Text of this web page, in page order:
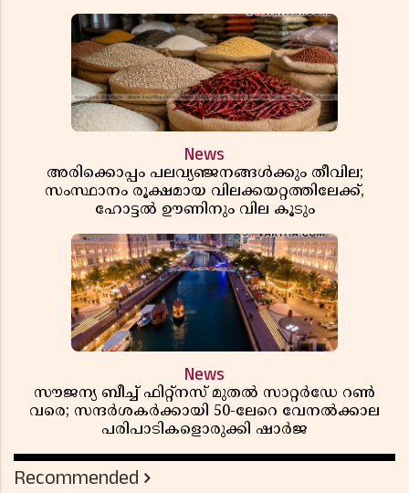
News
അരിക്കൊപ്പം പലവ്യഞ്ജനങ്ങൾക്കും തീവില;
സംസ്ഥാനം രൂക്ഷമായ വിലക്കയറ്റത്തിലേക്ക്,
ഹോട്ടൽ ഊണിനും വില കൂടും
News
സൗജന്യ ബീച്ച് ഫിറ്റ്നസ് മുതൽ സാറ്റർഡേ റൺ
വരെ; സന്ദർശകർക്കായി 50-ലേറെ വേനൽക്കാല
പരിപാടികളൊരുക്കി ഷാർജ
Recommended